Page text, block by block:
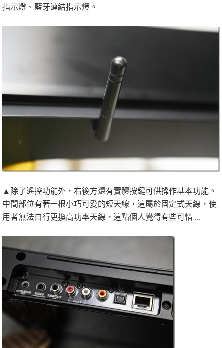
指示燈、藍牙連結指示燈。
▲除了遙控功能外，右後方還有實體按鍵可供操作基本功能。
中間部位有著一根小巧可愛的短天線，這屬於固定式天線，使
用者無法自行更換高功率天線，這點個人覺得有些可惜 ...